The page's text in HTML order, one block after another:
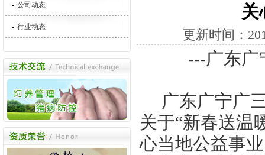
公司动态
行业动态
关
更新时间：
---广东广
广东广宁广
关于“新春送温
心当地公益事